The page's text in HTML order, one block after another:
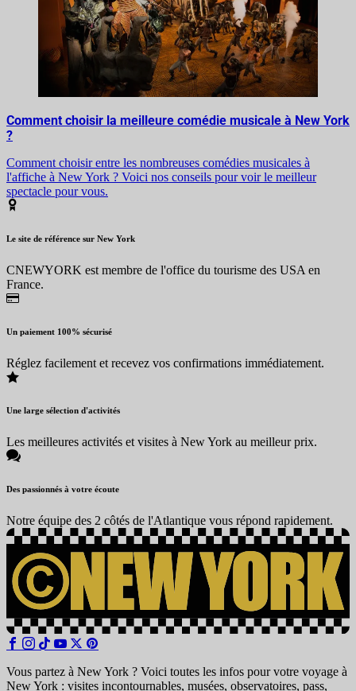
Comment choisir la meilleure comédie musicale à New York
?
Comment choisir entre les nombreuses comédies musicales à
l'affiche à New York ? Voici nos conseils pour voir le meilleur
spectacle pour vous.
Le site de référence sur New York
CNEWYORK est membre de l'office du tourisme des USA en
France.
Un paiement 100% sécurisé
Réglez facilement et recevez vos confirmations immédiatement.
Une large sélection d'activités
Les meilleures activités et visites à New York au meilleur prix.
Des passionnés à votre écoute
Notre équipe des 2 côtés de l'Atlantique vous répond rapidement.
Vous partez à New York ? Voici toutes les infos pour votre voyage à
New York : visites incontournables, musées, observatoires, pass,